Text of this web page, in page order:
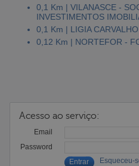
0,1 Km | VILANASCE -
INVESTIMENTOS
0,1 Km | LIGIA
0,12 Km | NORTEFOR -
Acesso ao serviço:
Email
Password
Esqueceu-